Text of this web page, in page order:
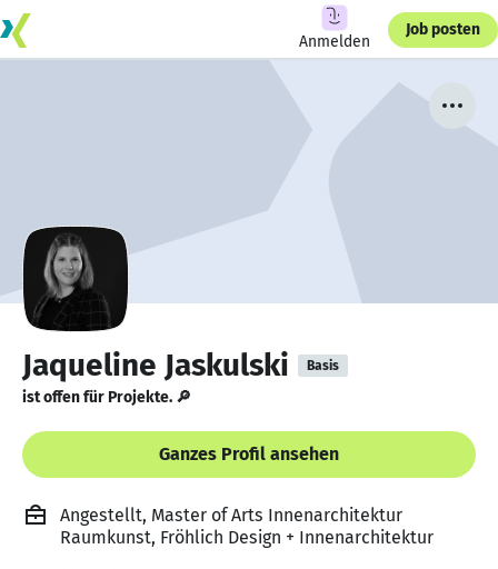
Anmelden
Job posten
Jaqueline Jaskulski Basis
ist offen für Projekte. 🔎
Ganzes Profil ansehen
Angestellt, Master of Arts Innenarchitektur
Raumkunst, Fröhlich Design + Innenarchitektur